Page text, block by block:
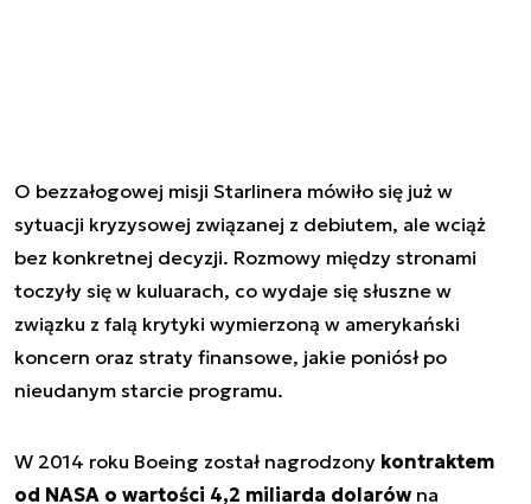
O bezzałogowej misji Starlinera mówiło się już w
sytuacji kryzysowej związanej z debiutem, ale wciąż
bez konkretnej decyzji. Rozmowy między stronami
toczyły się w kuluarach, co wydaje się słuszne w
związku z falą krytyki wymierzoną w amerykański
koncern oraz straty finansowe, jakie poniósł po
nieudanym starcie programu.
W 2014 roku Boeing został nagrodzony kontraktem
od NASA o wartości 4,2 miliarda dolarów na